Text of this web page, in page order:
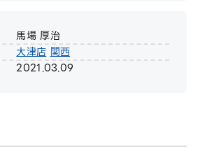
馬場 厚治
大津店 関西
2021.03.09